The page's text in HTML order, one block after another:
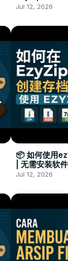
Installation
Jul 12, 2026
📦 如何使用
| 无需安装软件
Jul 12, 2026